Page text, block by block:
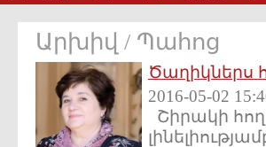
Արխիվ / Պահոց
Ծաղիկներս
2016-05-02
Շիրակի